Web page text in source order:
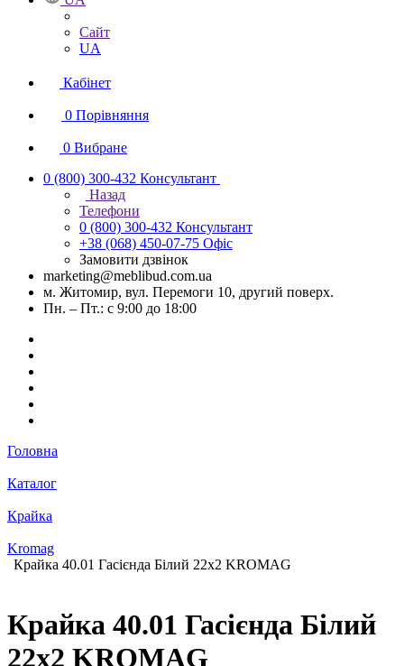
Сайт
UA
Кабінет
0 Порівняння
0 Вибране
0 (800) 300-432 Консультант
Назад
Телефони
0 (800) 300-432 Консультант
+38 (068) 450-07-75 Офіс
Замовити дзвінок
marketing@meblibud.com.ua
м. Житомир, вул. Перемоги 10, другий поверх.
Пн. – Пт.: с 9:00 до 18:00
Головна
Каталог
Крайка
Kromag
Крайка 40.01 Гасієнда Білий 22х2 KROMAG
Крайка 40.01 Гасієнда Білий
22х2 KROMAG